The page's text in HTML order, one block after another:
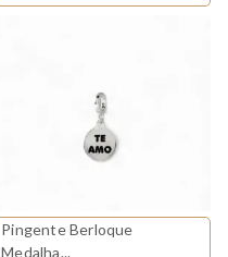
Pingente Berloque
Medalha...